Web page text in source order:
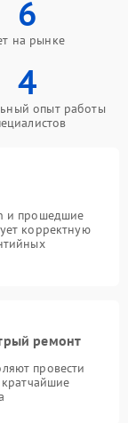
6
на рынке
4
опыт работы
и прошедшие
корректную
ремонт
провести
кратчайшие